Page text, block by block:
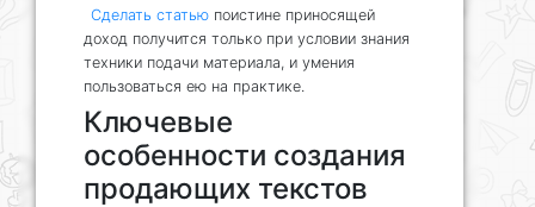
Сделать статью поистине приносящей
доход получится только при условии знания
техники подачи материала, и умения
пользоваться ею на практике.
Ключевые
особенности создания
продающих текстов